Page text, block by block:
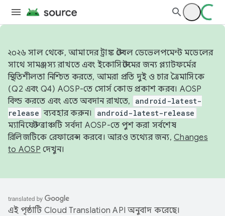
২০২৬ সাল থেকে, আমাদের ট্রাঙ্ক স্টেবল ডেভেলপমেন্ট মডেলের
সাথে সামঞ্জস্য রাখতে এবং ইকোসিস্টেমের জন্য প্ল্যাটফর্মের
স্থিতিশীলতা নিশ্চিত করতে, আমরা প্রতি দুই ও চার ত্রৈমাসিকে
(Q2 এবং Q4) AOSP-তে সোর্স কোড প্রকাশ করব। AOSP
বিল্ড করতে এবং এতে অবদান রাখতে,
android-latest-
release ব্যবহার করুন। android-latest-release
ম্যানিফেস্ট ব্রাঞ্চটি সর্বদা AOSP-তে পুশ করা সর্বশেষ
রিলিজটিকে রেফারেন্স করবে। আরও তথ্যের জন্য, Changes
to AOSP দেখুন।
এই পৃষ্ঠাটি Cloud Translation API অনুবাদ করেছে।